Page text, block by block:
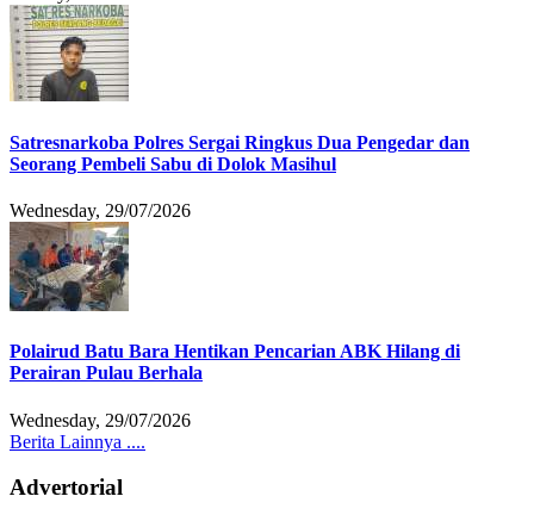
Satresnarkoba Polres Sergai Ringkus Dua Pengedar dan
Seorang Pembeli Sabu di Dolok Masihul
Wednesday, 29/07/2026
Polairud Batu Bara Hentikan Pencarian ABK Hilang di
Perairan Pulau Berhala
Wednesday, 29/07/2026
Berita Lainnya ....
Advertorial